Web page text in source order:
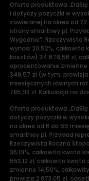
Oferta produktowa
i dotyczy pożyczki w
zawieranej na okres od
strony smartney.pl.
Wygodnie”: Rzeczywista
wynosi 20,52%,
kosztów) 34 676,56 zł,
oprocentowanie zmienne
349,57 zł (w tym: prowizja
miesięcznych równych
785,93 zł. Kalkulacja na
Oferta produktowa
dotyczy pożyczki w
na okres od 6 do 69
smartney.pl. Przykład
Rzeczywista Roczna
36,19%, całkowita kwota
553,12 zł, całkowita
zmienne 14,50%,
prowizja 2 873,05 zł,